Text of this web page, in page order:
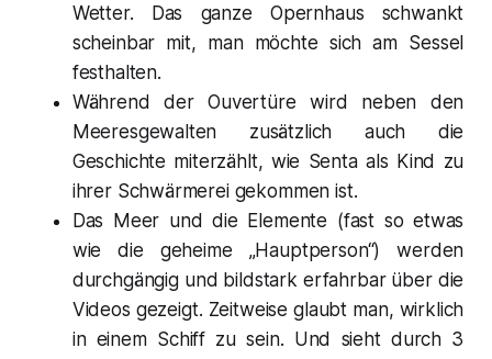
Wetter. Das ganze Opernhaus schwankt
scheinbar mit, man möchte sich am Sessel
festhalten.
Während der Ouvertüre wird neben den
Meeresgewalten zusätzlich auch die
Geschichte miterzählt, wie Senta als Kind zu
ihrer Schwärmerei gekommen ist.
Das Meer und die Elemente (fast so etwas
wie die geheime „Hauptperson“) werden
durchgängig und bildstark erfahrbar über die
Videos gezeigt. Zeitweise glaubt man, wirklich
in einem Schiff zu sein. Und sieht durch 3